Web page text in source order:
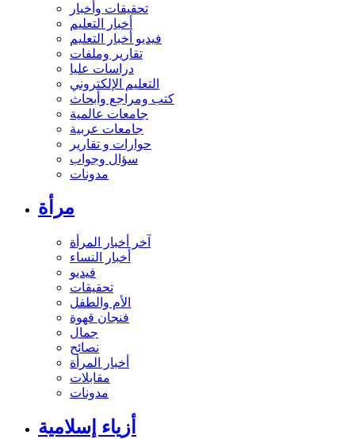
تحقيقات وأخبار
أخبار التعليم
فيديو أخبار التعليم
تقارير وملفات
دراسات عليا
التعليم الإلكتروني
كتب ومراجع وأبحاث
جامعات عالمية
جامعات عربية
حوارات و تقارير
سؤال وجواب
مدونات
مرأة
آخر أخبار المرأة
أخبار النساء
فيديو
تحقيقات
الأم والطفل
فنجان قهوة
جمال
نصائح
أخبار المرأة
مقابلات
مدونات
أزياء إسلامية